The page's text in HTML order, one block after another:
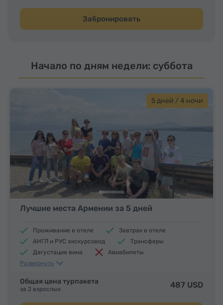
Забронировать
Начало по дням недели: суббота
5 дней / 4 ночи
Лучшие места Армении за 5 дней
Проживание в отеле
Завтрак в отеле
АНГЛ и РУС экскурсовод
Трансферы
Дегустация вина
Авиабилеты
Обеды и ужины
Развернуть
Общая цена турпакета
за 2 взрослых 487 USD